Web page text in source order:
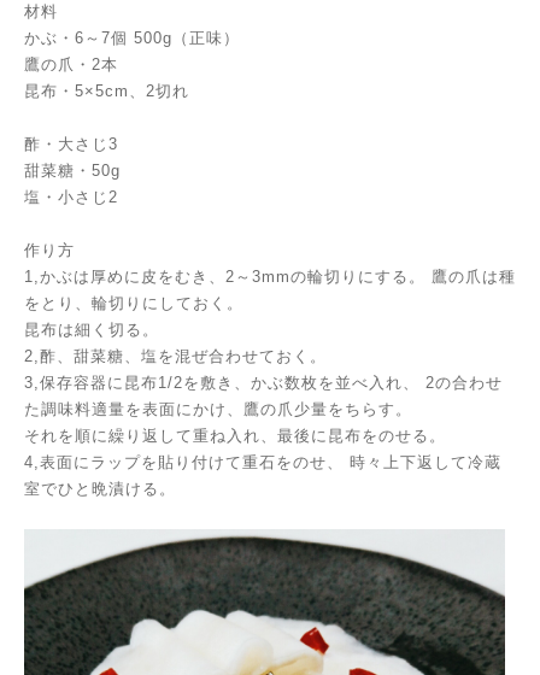
材料
かぶ・6～7個 500g（正味）
鷹の爪・2本
昆布・5×5cm、2切れ
酢・大さじ3
甜菜糖・50g
塩・小さじ2
作り方
1,かぶは厚めに皮をむき、2～3mmの輪切りにする。 鷹の爪は種
をとり、輪切りにしておく。
昆布は細く切る。
2,酢、甜菜糖、塩を混ぜ合わせておく。
3,保存容器に昆布1/2を敷き、かぶ数枚を並べ入れ、 2の合わせ
た調味料適量を表面にかけ、鷹の爪少量をちらす。
それを順に繰り返して重ね入れ、最後に昆布をのせる。
4,表面にラップを貼り付けて重石をのせ、 時々上下返して冷蔵
室でひと晩漬ける。